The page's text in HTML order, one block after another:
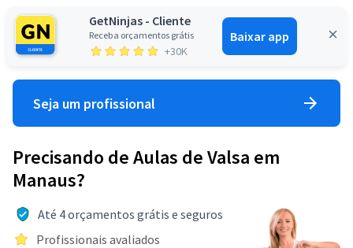
GetNinjas - Cliente
Receba orçamentos grátis
+30K
Baixar app
Entrar
Seja um profissional
Precisando de Aulas de Valsa em
Manaus?
Até 4 orçamentos grátis e seguros
Profissionais avaliados